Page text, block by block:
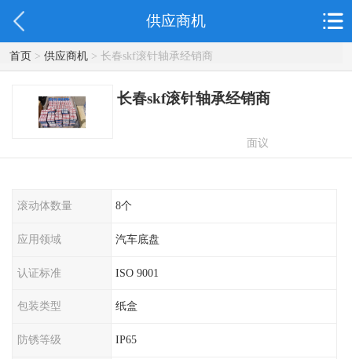
供应商机
首页> 供应商机> 长春skf滚针轴承经销商
长春skf滚针轴承经销商
面议
滚动体数量 8个
应用领域 汽车底盘
认证标准 ISO 9001
包装类型 纸盒
防锈等级 IP65